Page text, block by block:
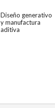
Diseño generativo
y manufactura
aditiva